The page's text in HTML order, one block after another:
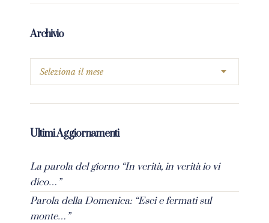
Archivio
Ultimi Aggiornamenti
La parola del giorno “In verità, in verità io vi
dico…”
Parola della Domenica: “Esci e fermati sul
monte…”